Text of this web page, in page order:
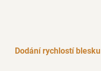
Dodání rychlostí blesku